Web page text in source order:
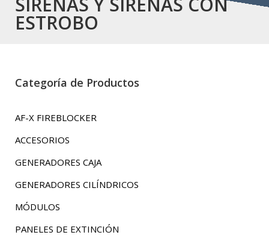
ESTROBO
Categoría de Productos
AF-X FIREBLOCKER
ACCESORIOS
GENERADORES CAJA
GENERADORES CILÍNDRICOS
MÓDULOS
PANELES DE EXTINCIÓN